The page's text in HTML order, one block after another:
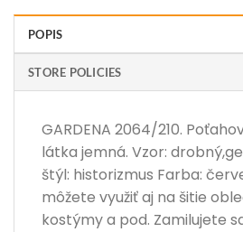
POPIS
STORE POLICIES
GARDENA 2064/210.
látka jemná. Vzor:
štýl: historizmus Farba:
môžete využiť aj na šitie
kostýmy a pod. Zamilujete